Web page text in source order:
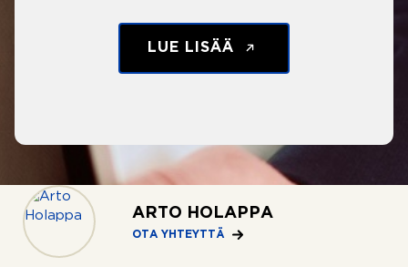
ARTO HOLAPPA
OTA YHTEYTTÄ
LUE LISÄÄ